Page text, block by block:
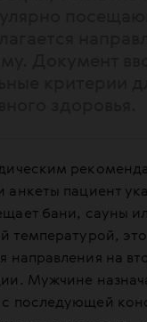
анкеты пациент
бани, сауны
температурой,
направления на
Мужчине
последующей